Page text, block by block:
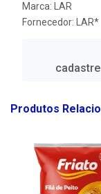
Marca: LAR
Fornecedor: LAR*
Produtos